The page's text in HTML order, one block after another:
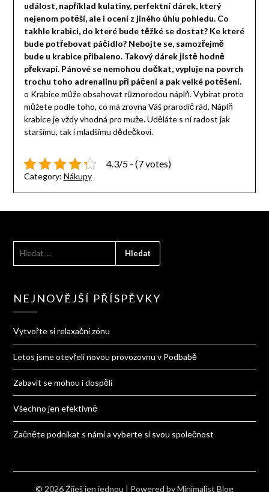
událost, například kulatiny, perfektní dárek, který
nejenom potěší, ale i ocení z jiného úhlu pohledu. Co
takhle krabici, do které bude těžké se dostat? Ke které
bude potřebovat páčidlo? Nebojte se, samozřejmě
bude u krabice přibaleno. Takový dárek jistě hodně
překvapí. Pánové se nemohou dočkat, vypluje na povrch
trochu toho adrenalinu při páčení a pak velké potěšení.
o Krabice může obsahovat různorodou náplň. Vybírat proto
můžete podle toho, co má zrovna Váš prarodič rád. Náplň
krabice je vždy vhodná pro muže. Uděláte s ní radost jak
staršímu, tak i mladšímu dědečkovi.
4.3/5 - (7 votes)
Category: Nákupy
NEJNOVĚJŠÍ PŘÍSPĚVKY
Vytvořte si relaxační zónu
Letos jsme otevřeli novou provozovnu v Podbabě
Zabavit se mohou i dospělí
Všechno jen efektivně
Začněte podnikat s námi a vyberte si svou společnost
© 2026 Žiješ jen jednou | Powered byMinimalist Blog